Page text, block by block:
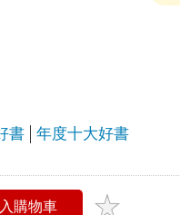
書 年度十大好書
購物車